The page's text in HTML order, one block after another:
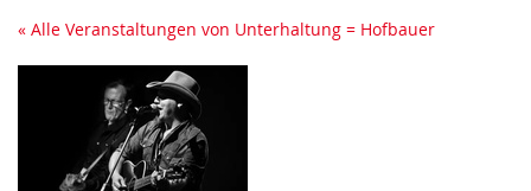
Zum
Inhalt
« Alle Veranstaltungen von Unterhaltung = Hofbauer